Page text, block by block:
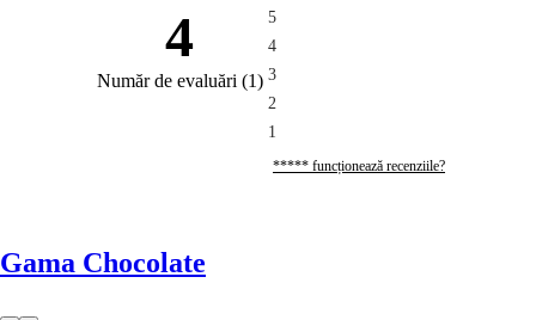
4
Număr de evaluări (1)
5
4
3
2
1
***** funcționează recenziile?
Gama Chocolate